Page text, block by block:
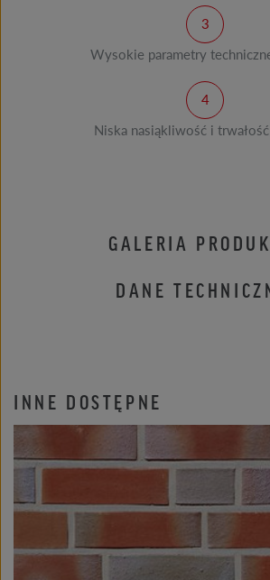
Wysokie parametry
Niska nasiąkliwość i
GALERIA
DANE
INNE DOSTĘPNE